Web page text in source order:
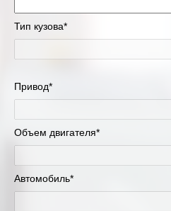
Тип кузова*
Привод*
Объем двигателя*
Автомобиль*